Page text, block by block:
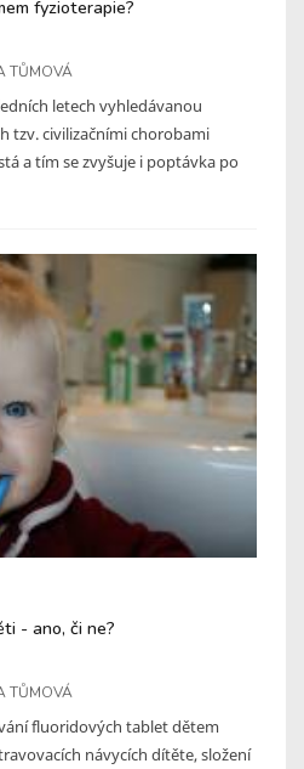
fyzioterapie?
TŮMOVÁ
letech vyhledávanou
tzv. civilizačními chorobami
a tím se zvyšuje i poptávka po
- ano, či ne?
TŮMOVÁ
fluoridových tablet dětem
návycích dítěte, složení